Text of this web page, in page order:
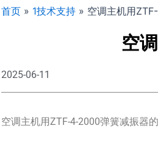
首页 » 1技术支持 » 空调主机用
空
2025-06-11
空调主机用ZTF-4-2000弹簧减振器